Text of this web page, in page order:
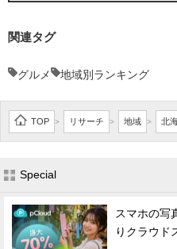
関連タグ
グルメ 地域別ランキング
TOP > リサーチ > 地域 > 北
Special
スマホの写
りクラウド